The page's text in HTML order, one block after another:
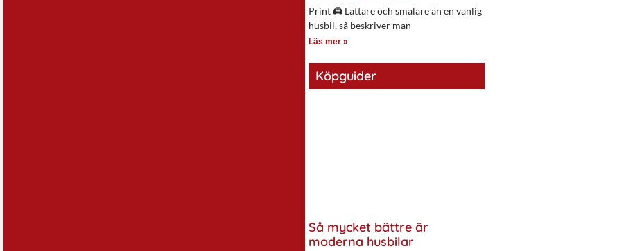
Print 🖨 Lättare och smalare än en vanlig
husbil, så beskriver man
Läs mer »
Köpguider
Så mycket bättre är
moderna husbilar